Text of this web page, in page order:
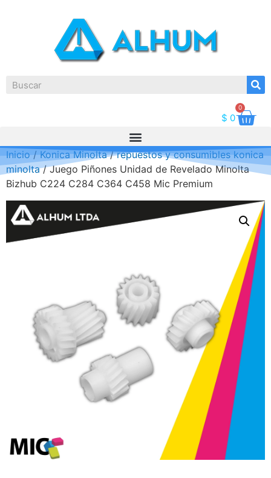
$ 0
0
Inicio/Konica Minolta/repuestos y consumibles konica
minolta/ Juego Piñones Unidad de Revelado Minolta
Bizhub C224 C284 C364 C458 Mic Premium